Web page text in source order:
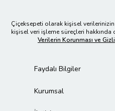
Çiçeksepeti olarak kişisel
kişisel veri işleme süreçleri
Verilerin Korunması ve
Faydalı Bilgiler
Kurumsal